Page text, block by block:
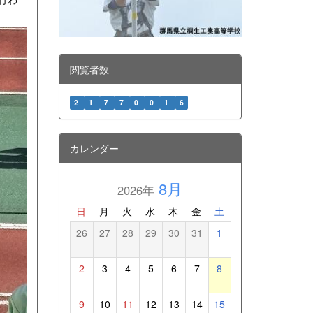
閲覧者数
2 1 7 7 0 0 1 6
カレンダー
2026年 8月
日 月 火 水 木 金 土
26 27 28 29 30 31 1
2 3 4 5 6 7 8
9 10 11 12 13 14 15